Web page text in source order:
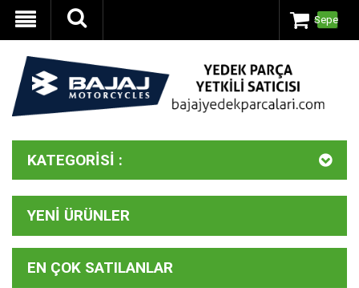
Sepet
KATEGORISI :
YENI ÜRÜNLER
EN ÇOK SATILANLAR